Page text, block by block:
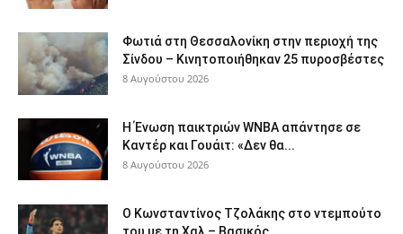
Φωτιά στη Θεσσαλονίκη στην περιοχή της
Σίνδου – Κινητοποιήθηκαν 25 πυροσβέστες
8 Αυγούστου 2026
Η Ένωση παικτριών WNBA απάντησε σε
Καντέρ και Γουάιτ: «Δεν θα...
8 Αυγούστου 2026
Ο Κωνσταντίνος Τζολάκης στο ντεμπούτο
του με τη Χαλ – Βασικός...